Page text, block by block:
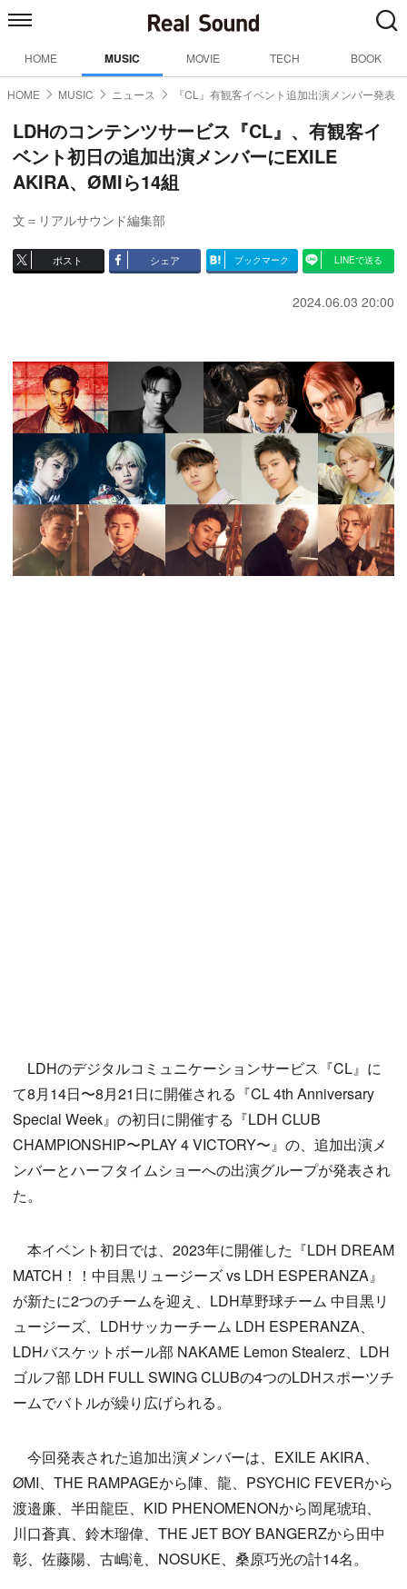
HOME MUSIC MOVIE TECH BOOK
HOME MUSIC ニュース 『CL』有観客イベント追加出演メンバー発表
LDHのコンテンツサービス『CL』、有観客イ
ベント初日の追加出演メンバーにEXILE
AKIRA、ØMIら14組
文＝リアルサウンド編集部
ポスト シェア ブックマーク LINEで送る
2024.06.03 20:00
LDHのデジタルコミュニケーションサービス『CL』に
て8月14日〜8月21日に開催される『CL 4th Anniversary
Special Week』の初日に開催する『LDH CLUB
CHAMPIONSHIP〜PLAY 4 VICTORY〜』の、追加出演メ
ンバーとハーフタイムショーへの出演グループが発表され
た。
本イベント初日では、2023年に開催した『LDH DREAM
MATCH！！中目黒リュージーズ vs LDH ESPERANZA』
が新たに2つのチームを迎え、LDH草野球チーム 中目黒リ
ュージーズ、LDHサッカーチーム LDH ESPERANZA、
LDHバスケットボール部 NAKAME Lemon Stealerz、LDH
ゴルフ部 LDH FULL SWING CLUBの4つのLDHスポーツチ
ームでバトルが繰り広げられる。
今回発表された追加出演メンバーは、EXILE AKIRA、
ØMI、THE RAMPAGEから陣、龍、PSYCHIC FEVERから
渡邉廉、半田龍臣、KID PHENOMENONから岡尾琥珀、
川口蒼真、鈴木瑠偉、THE JET BOY BANGERZから田中
彰、佐藤陽、古嶋滝、NOSUKE、桑原巧光の計14名。